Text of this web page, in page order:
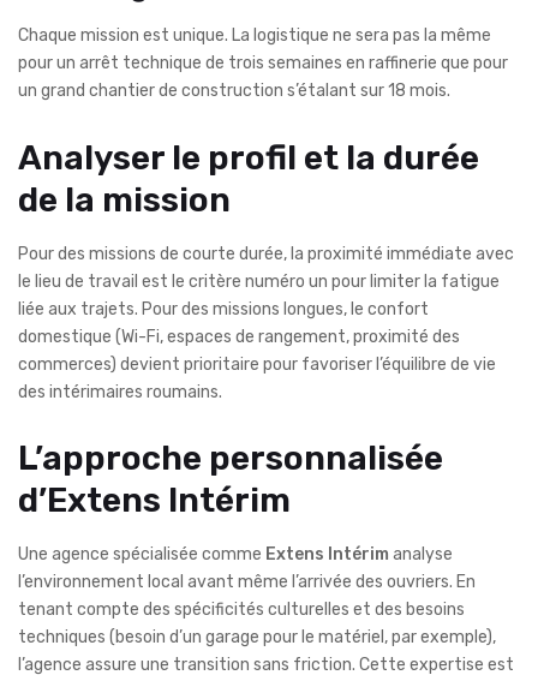
Chaque mission est unique. La logistique ne sera pas la même
pour un arrêt technique de trois semaines en raffinerie que pour
un grand chantier de construction s’étalant sur 18 mois.
Analyser le profil et la durée
de la mission
Pour des missions de courte durée, la proximité immédiate avec
le lieu de travail est le critère numéro un pour limiter la fatigue
liée aux trajets. Pour des missions longues, le confort
domestique (Wi-Fi, espaces de rangement, proximité des
commerces) devient prioritaire pour favoriser l’équilibre de vie
des intérimaires roumains.
L’approche personnalisée
d’Extens Intérim
Une agence spécialisée comme Extens Intérim analyse
l’environnement local avant même l’arrivée des ouvriers. En
tenant compte des spécificités culturelles et des besoins
techniques (besoin d’un garage pour le matériel, par exemple),
l’agence assure une transition sans friction. Cette expertise est